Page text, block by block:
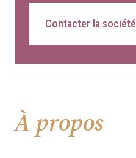
Contacter la société
À propos